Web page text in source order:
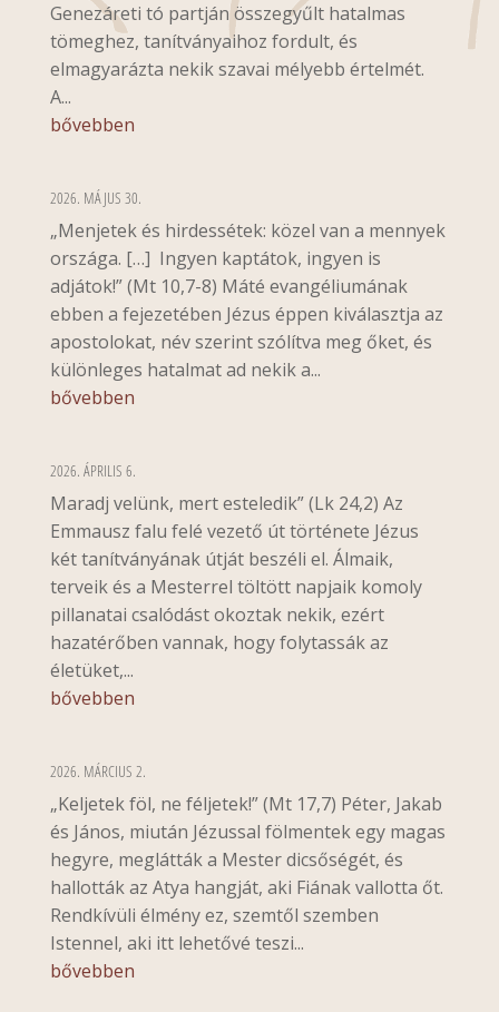
Genezáreti tó partján összegyűlt hatalmas
tömeghez, tanítványaihoz fordult, és
elmagyarázta nekik szavai mélyebb értelmét.
A...
bővebben
2026. MÁJUS 30.
„Menjetek és hirdessétek: közel van a mennyek
országa. […] Ingyen kaptátok, ingyen is
adjátok!” (Mt 10,7-8) Máté evangéliumának
ebben a fejezetében Jézus éppen kiválasztja az
apostolokat, név szerint szólítva meg őket, és
különleges hatalmat ad nekik a...
bővebben
2026. ÁPRILIS 6.
Maradj velünk, mert esteledik” (Lk 24,2) Az
Emmausz falu felé vezető út története Jézus
két tanítványának útját beszéli el. Álmaik,
terveik és a Mesterrel töltött napjaik komoly
pillanatai csalódást okoztak nekik, ezért
hazatérőben vannak, hogy folytassák az
életüket,...
bővebben
2026. MÁRCIUS 2.
„Keljetek föl, ne féljetek!” (Mt 17,7) Péter, Jakab
és János, miután Jézussal fölmentek egy magas
hegyre, meglátták a Mester dicsőségét, és
hallották az Atya hangját, aki Fiának vallotta őt.
Rendkívüli élmény ez, szemtől szemben
Istennel, aki itt lehetővé teszi...
bővebben